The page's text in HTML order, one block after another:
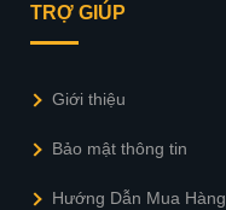
TRỢ GIÚP
Giới thiệu
Bảo mật thông tin
Hướng Dẫn Mua Hàng